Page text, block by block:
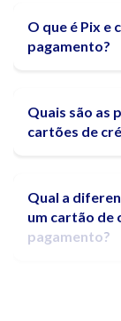
A variedade de
e cartões, permite
O que é Pix e
pagamento?
Quais são as
cartões de
Qual a
um cartão de
pagamento?